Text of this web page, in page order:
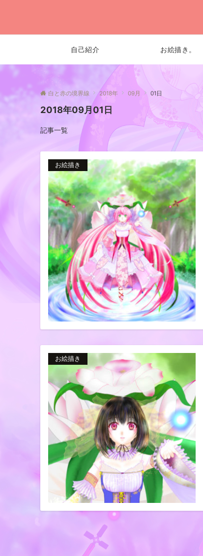
自己紹介 お絵描き。
白と赤の境界線 2018年 09月 01日
2018年09月01日
記事一覧
お絵描き
お絵描き